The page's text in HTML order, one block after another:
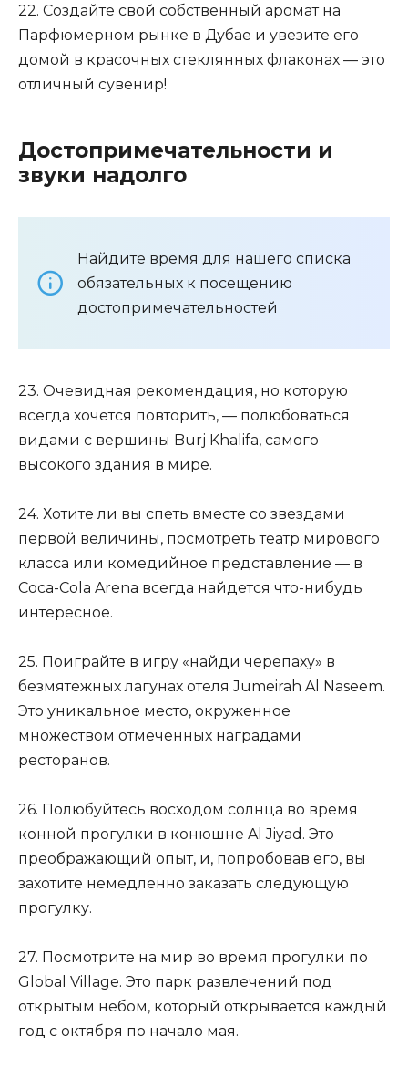
22. Создайте свой собственный аромат на
Парфюмерном рынке в Дубае и увезите его
домой в красочных стеклянных флаконах — это
отличный сувенир!
Достопримечательности и
звуки надолго
Найдите время для нашего списка
обязательных к посещению
достопримечательностей
23. Очевидная рекомендация, но которую
всегда хочется повторить, — полюбоваться
видами с вершины Burj Khalifa, самого
высокого здания в мире.
24. Хотите ли вы спеть вместе со звездами
первой величины, посмотреть театр мирового
класса или комедийное представление — в
Coca-Cola Arena всегда найдется что-нибудь
интересное.
25. Поиграйте в игру «найди черепаху» в
безмятежных лагунах отеля Jumeirah Al Naseem.
Это уникальное место, окруженное
множеством отмеченных наградами
ресторанов.
26. Полюбуйтесь восходом солнца во время
конной прогулки в конюшне Al Jiyad. Это
преображающий опыт, и, попробовав его, вы
захотите немедленно заказать следующую
прогулку.
27. Посмотрите на мир во время прогулки по
Global Village. Это парк развлечений под
открытым небом, который открывается каждый
год с октября по начало мая.